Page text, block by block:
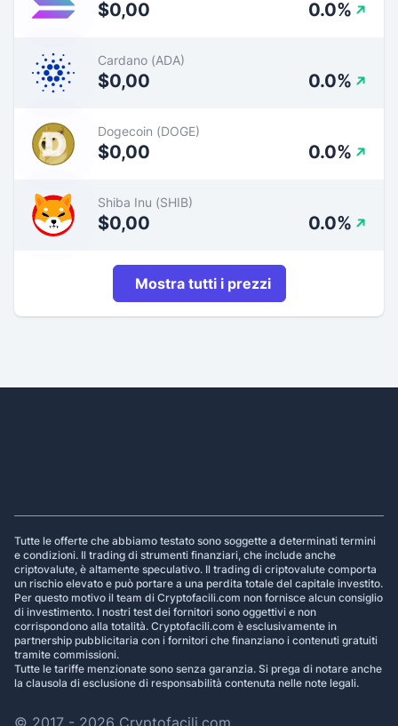
$0,00 0.0%
Cardano (ADA)
$0,00 0.0%
Dogecoin (DOGE)
$0,00 0.0%
Shiba Inu (SHIB)
$0,00 0.0%
Mostra tutti i prezzi
Tutte le offerte che abbiamo testato sono soggette a determinati termini
e condizioni. Il trading di strumenti finanziari, che include anche
criptovalute, è altamente speculativo. Il trading di criptovalute comporta
un rischio elevato e può portare a una perdita totale del capitale investito.
Per questo motivo il team di Cryptofacili.com non fornisce alcun consiglio
di investimento. I nostri test dei fornitori sono oggettivi e non
corrispondono alla totalità. Cryptofacili.com è esclusivamente in
partnership pubblicitaria con i fornitori che finanziano i contenuti gratuiti
tramite commissioni.
Tutte le tariffe menzionate sono senza garanzia. Si prega di notare anche
la clausola di esclusione di responsabilità contenuta nelle note legali.
© 2017 - 2026 Cryptofacili.com